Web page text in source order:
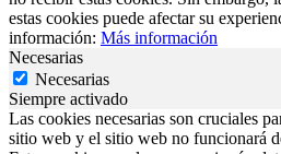
estas cookies puede afectar su
información: Más información
Necesarias
Necesarias
Siempre activado
Las cookies necesarias son cruciales
sitio web y el sitio web no funcionará